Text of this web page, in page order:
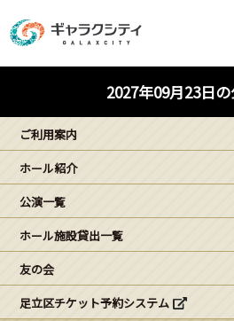
施設案内
西新井
文化ホール
ギャラクシティとは
こどもみーてぃんぐ
Gがくえん
ブランドからのお知らせ
2027年09月23日
ご利用案内
ホール紹介
公演一覧
ホール施設貸出一覧
友の会
足立区チケット予約システム